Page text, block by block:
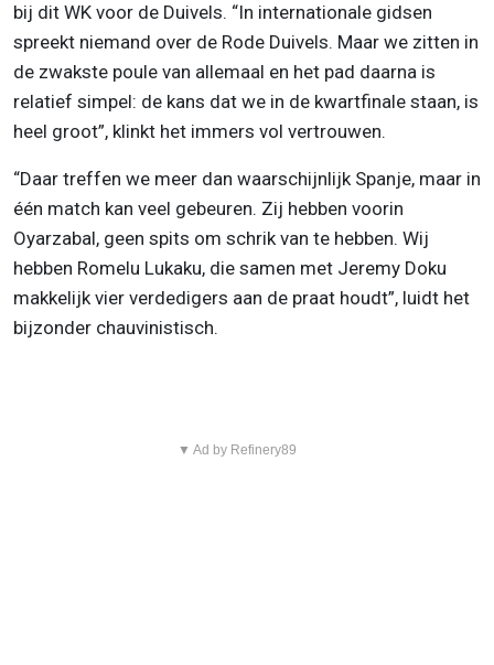
bij dit WK voor de Duivels. “In internationale gidsen
spreekt niemand over de Rode Duivels. Maar we zitten in
de zwakste poule van allemaal en het pad daarna is
relatief simpel: de kans dat we in de kwartfinale staan, is
heel groot”, klinkt het immers vol vertrouwen.
“Daar treffen we meer dan waarschijnlijk Spanje, maar in
één match kan veel gebeuren. Zij hebben voorin
Oyarzabal, geen spits om schrik van te hebben. Wij
hebben Romelu Lukaku, die samen met Jeremy Doku
makkelijk vier verdedigers aan de praat houdt”, luidt het
bijzonder chauvinistisch.
▼ Ad by Refinery89